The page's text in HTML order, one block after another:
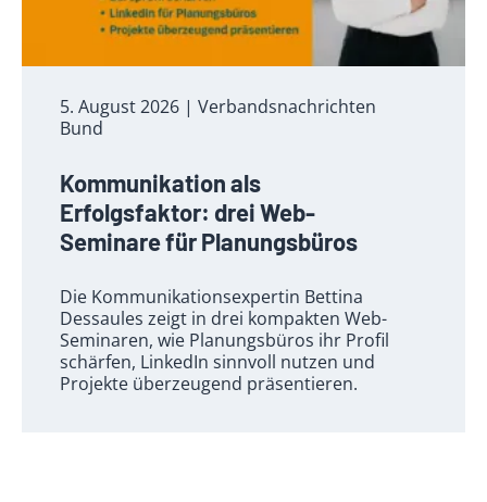
5. August 2026 | Verbandsnachrichten
Bund
Kommunikation als
Erfolgsfaktor: drei Web-
Seminare für Planungsbüros
Die Kommunikationsexpertin Bettina
Dessaules zeigt in drei kompakten Web-
Seminaren, wie Planungsbüros ihr Profil
schärfen, LinkedIn sinnvoll nutzen und
Projekte überzeugend präsentieren.